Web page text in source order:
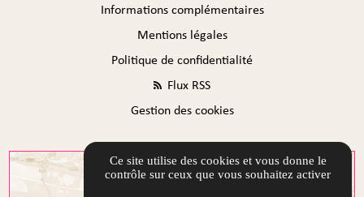
Informations complémentaires
Mentions légales
Politique de confidentialité
Flux RSS
Gestion des cookies
Ce site utilise des cookies et vous donne le
contrôle sur ceux que vous souhaitez activer